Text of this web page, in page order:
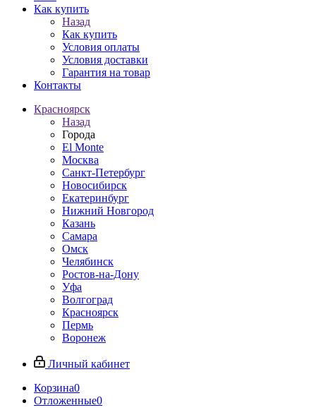
Как купить
Назад
Как купить
Условия оплаты
Условия доставки
Гарантия на товар
Контакты
Красноярск
Назад
Города
El Monte
Москва
Санкт-Петербург
Новосибирск
Екатеринбург
Нижний Новгород
Казань
Самара
Омск
Челябинск
Ростов-на-Дону
Уфа
Волгоград
Красноярск
Пермь
Воронеж
Личный кабинет
Корзина0
Отложенные0